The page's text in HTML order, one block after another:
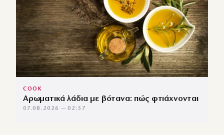
COOK
Αρωματικά λάδια με βότανα: πώς φτιάχνονται
07.08.2026 — 02:57